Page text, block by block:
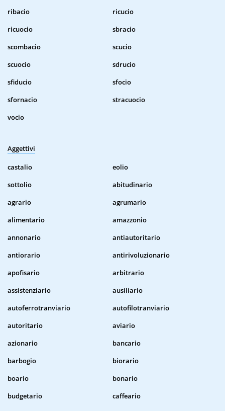
ribacio
ricucio
ricuocio
sbracio
scombacio
scucio
scuocio
sdrucio
sfiducio
sfocio
sfornacio
stracuocio
vocio
Aggettivi
castalio
eolio
sottolio
abitudinario
agrario
agrumario
alimentario
amazzonio
annonario
antiautoritario
antiorario
antirivoluzionario
apofisario
arbitrario
assistenziario
ausiliario
autoferrotranviario
autofilotranviario
autoritario
aviario
azionario
bancario
barbogio
biorario
boario
bonario
budgetario
caffeario